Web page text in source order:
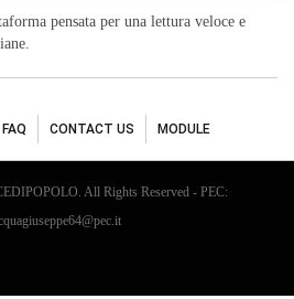
pensata per una lettura veloce e
FAQ CONTACT US MODULE
All Rights Reserved - PEC: